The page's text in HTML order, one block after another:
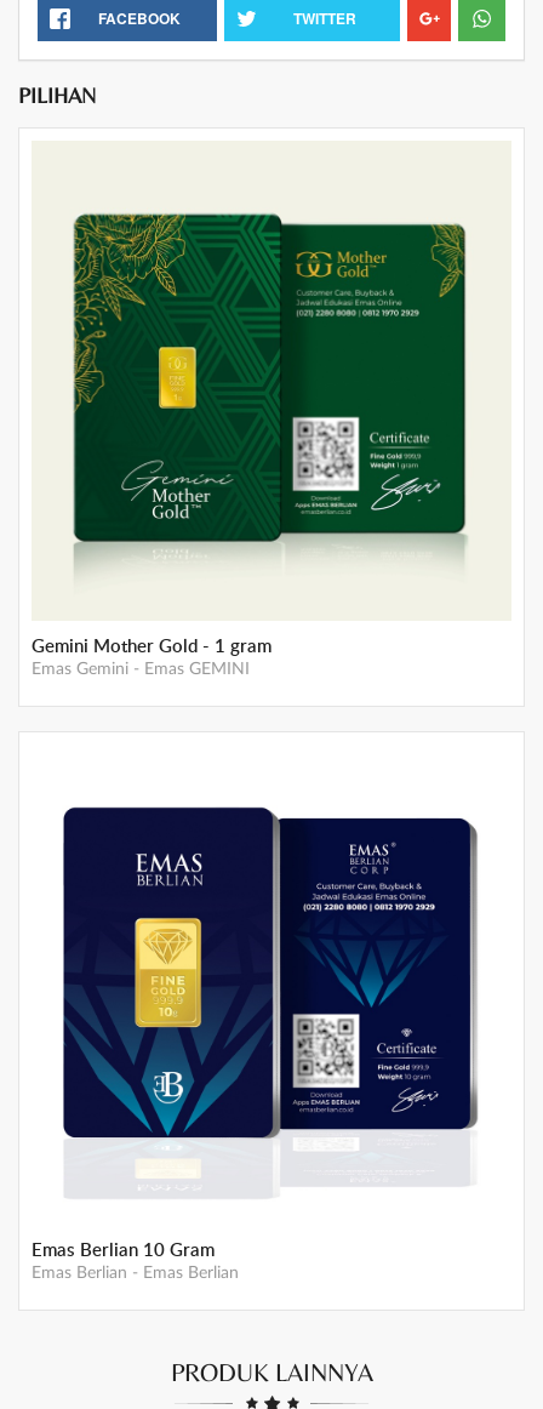
FACEBOOK TWITTER
PILIHAN
Emas Berlian 100 Gram
Emas Berlian - Emas Berlian
Gemini Mother Gold - 0,5 gram
Emas Gemini - Emas GEMINI
PRODUK LAINNYA